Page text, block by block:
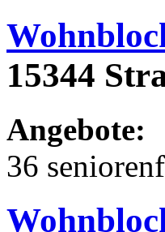
15344
Angebote:
36